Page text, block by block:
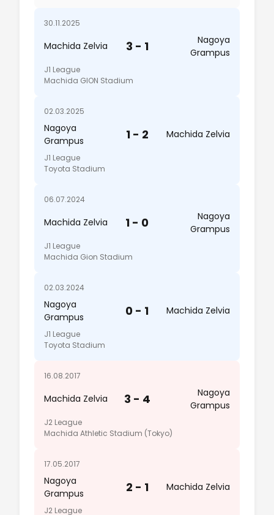
30.11.2025
Machida Zelvia 3 - 1
Nagoya
Grampus
J1 League
Machida GION Stadium
02.03.2025
Nagoya
Grampus
1 - 2 Machida Zelvia
J1 League
Toyota Stadium
06.07.2024
Machida Zelvia 1 - 0
Nagoya
Grampus
J1 League
Machida Gion Stadium
02.03.2024
Nagoya
Grampus
0 - 1 Machida Zelvia
J1 League
Toyota Stadium
16.08.2017
Machida Zelvia 3 - 4
Nagoya
Grampus
J2 League
Machida Athletic Stadium (Tokyo)
17.05.2017
Nagoya
Grampus
2 - 1 Machida Zelvia
J2 League